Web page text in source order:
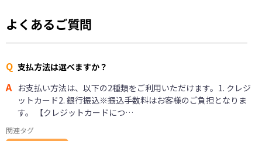
よくあるご質問
Q 支払方法は選べますか？
A お支払い方法は、以下の2種類をご利用いただけます。1. クレジ
ットカード2. 銀行振込※振込手数料はお客様のご負担となりま
す。 【クレジットカードにつ…
関連タグ